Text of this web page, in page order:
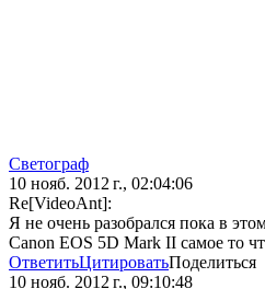
Светограф
10 нояб. 2012 г., 02:04:06
Re[VideoAnt]:
Я не очень разобрался пока в
Canon EOS 5D Mark II самое то
ОтветитьЦитироватьПоделиться
10 нояб. 2012 г., 09:10:48